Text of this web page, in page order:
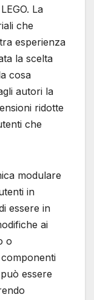
La
che
esperienza
la scelta
cosa
autori la
ridotte
che
modulare
in
essere in
ai
o
essere